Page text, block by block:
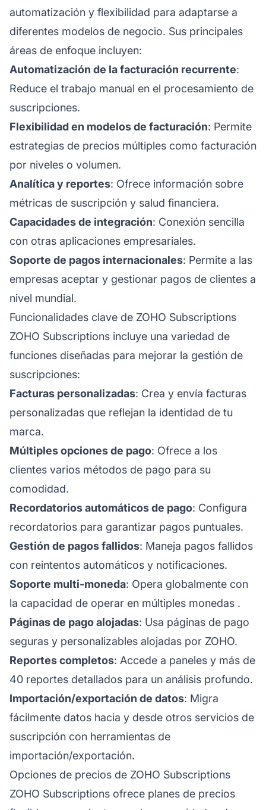
automatización y flexibilidad para adaptarse a
diferentes modelos de negocio. Sus principales
áreas de enfoque incluyen:
Automatización de la facturación recurrente:
Reduce el trabajo manual en el procesamiento de
suscripciones.
Flexibilidad en modelos de facturación: Permite
estrategias de precios múltiples como facturación
por niveles o volumen.
Analítica y reportes: Ofrece información sobre
métricas de suscripción y salud financiera.
Capacidades de integración: Conexión sencilla
con otras aplicaciones empresariales.
Soporte de pagos internacionales: Permite a las
empresas aceptar y gestionar pagos de clientes a
nivel mundial.
Funcionalidades clave de ZOHO Subscriptions
ZOHO Subscriptions incluye una variedad de
funciones diseñadas para mejorar la gestión de
suscripciones:
Facturas personalizadas: Crea y envía facturas
personalizadas que reflejan la identidad de tu
marca.
Múltiples opciones de pago: Ofrece a los
clientes varios métodos de pago para su
comodidad.
Recordatorios automáticos de pago: Configura
recordatorios para garantizar pagos puntuales.
Gestión de pagos fallidos: Maneja pagos fallidos
con reintentos automáticos y notificaciones.
Soporte multi-moneda: Opera globalmente con
la capacidad de operar en múltiples monedas .
Páginas de pago alojadas: Usa páginas de pago
seguras y personalizables alojadas por ZOHO.
Reportes completos: Accede a paneles y más de
40 reportes detallados para un análisis profundo.
Importación/exportación de datos: Migra
fácilmente datos hacia y desde otros servicios de
suscripción con herramientas de
importación/exportación.
Opciones de precios de ZOHO Subscriptions
ZOHO Subscriptions ofrece planes de precios